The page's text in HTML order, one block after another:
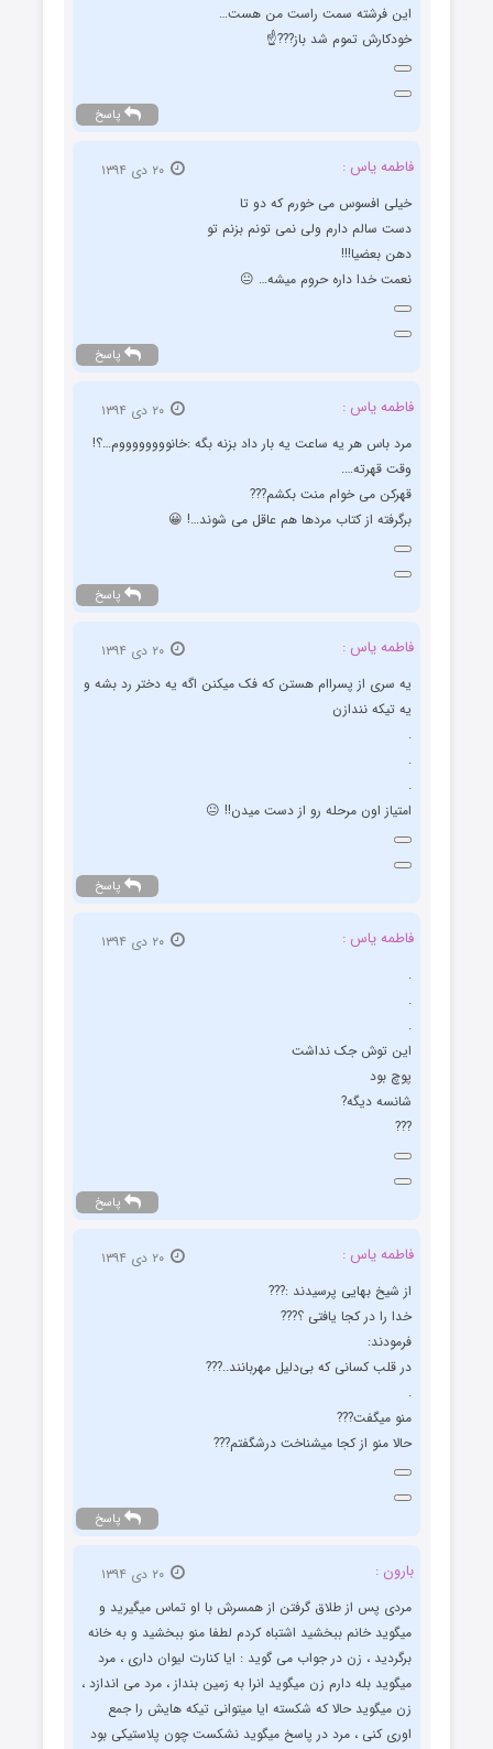
این فرشته سمت راست من هست…
خودکارش تموم شد باز???☝️
پاسخ
فاطمه یاس :
۲۰ دی ۱۳۹۴
خیلی افسوس می خورم که دو تا
دست سالم دارم ولی نمی تونم بزنم تو
دهن بعضیا!!!
نعمت خدا داره حروم میشه… 😐
پاسخ
فاطمه یاس :
۲۰ دی ۱۳۹۴
مرد باس هر یه ساعت یه بار داد بزنه بگه :خانووووووووم…؟!
وقت قهرته….
قهرکن می خوام منت بکشم???
برگرفته از کتاب مردها هم عاقل می شوند…! 😀
پاسخ
فاطمه یاس :
۲۰ دی ۱۳۹۴
یه سری از پسراام هستن که فک میکنن اگه یه دختر رد بشه و
یه تیکه نندازن
.
.
.
امتیاز اون مرحله رو از دست میدن!! 😐
پاسخ
فاطمه یاس :
۲۰ دی ۱۳۹۴
.
.
.
این توش جک نداشت
پوچ بود
شانسه دیگه?
???
پاسخ
فاطمه یاس :
۲۰ دی ۱۳۹۴
از شیخ بهایی پرسیدند :???
خدا را در کجا یافتی ؟???
فرمودند:
در قلب کسانی که بی‌دلیل مهربانند..???
.
منو میگفت???
حالا منو از کجا میشناخت درشگفتم???
پاسخ
بارون :
۲۰ دی ۱۳۹۴
مردی پس از طلاق گرفتن از همسرش با او تماس میگیرید و
میگوید خانم ببخشید اشتباه کردم لطفا منو ببخشید و به خانه
برگردید ، زن در جواب می گوید : ایا کنارت لیوان داری ، مرد
میگوید بله دارم زن میگوید انرا به زمین بنداز ، مرد می اندازد ،
زن میگوید حالا که شکسته ایا میتوانی تیکه هایش را جمع
اوری کنی ، مرد در پاسخ میگوید نشکست چون پلاستیکی بود